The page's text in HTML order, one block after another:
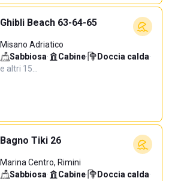
Ghibli Beach 63-64-65
Misano Adriatico
Sabbiosa· Cabine· Doccia calda·
e altri 15…
Bagno Tiki 26
Marina Centro, Rimini
Sabbiosa· Cabine· Doccia calda·